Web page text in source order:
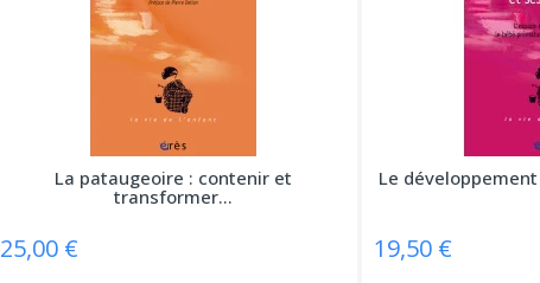
La pataugeoire : contenir et
transformer...
25,00 €
Le
19,50 €